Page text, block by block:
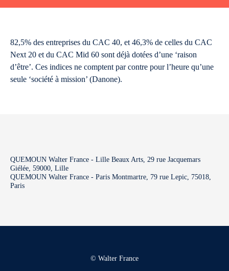
82,5% des entreprises du CAC 40, et 46,3% de celles du CAC
Next 20 et du CAC Mid 60 sont déjà dotées d’une ‘raison
d’être’. Ces indices ne comptent par contre pour l’heure qu’une
seule ‘société à mission’ (Danone).
QUEMOUN Walter France - Lille Beaux Arts, 29 rue Jacquemars
Giélée, 59000, Lille
QUEMOUN Walter France - Paris Montmartre, 79 rue Lepic, 75018,
Paris
© Walter France